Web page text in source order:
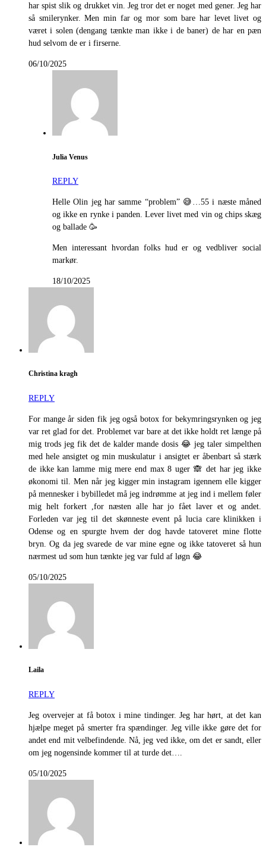
har spist slik og drukket vin. Jeg tror det er noget med gener. Jeg har
så smilerynker. Men min far og mor som bare har levet livet og
været i solen (dengang tænkte man ikke i de baner) de har en pæn
hud selvom de er i firserne.
06/10/2025
Julia Venus
REPLY
Helle Olin jeg har samme “problem” 😅…55 i næste måned
og ikke en rynke i panden. Lever livet med vin og chips skæg
og ballade 🥳
Men interessant hvordan folks hud er og vedbliver social
markør.
18/10/2025
Christina kragh
REPLY
For mange år siden fik jeg også botox for bekymringsrynken og jeg
var ret glad for det. Problemet var bare at det ikke holdt ret længe på
mig trods jeg fik det de kalder mande dosis 😂 jeg taler simpelthen
med hele ansigtet og min muskulatur i ansigtet er åbenbart så stærk
de ikke kan lamme mig mere end max 8 uger 🙈 det har jeg ikke
økonomi til. Men når jeg kigger min instagram igennem elle kigger
på mennesker i bybilledet må jeg indrømme at jeg ind i mellem føler
mig helt forkert ,for næsten alle har jo fået laver et og andet.
Forleden var jeg til det skønneste event på lucia care klinikken i
Odense og en spurgte hvem der dog havde tatoveret mine flotte
bryn. Og da jeg svarede de var mine egne og ikke tatoveret så hun
nærmest ud som hun tænkte jeg var fuld af løgn 😂
05/10/2025
Laila
REPLY
Jeg overvejer at få botox i mine tindinger. Jeg har hørt, at det kan
hjælpe meget på smerter fra spændinger. Jeg ville ikke gøre det for
andet end mit velbefindende. Nå, jeg ved ikke, om det er sandt, eller
om jeg nogensinde kommer til at turde det….
05/10/2025